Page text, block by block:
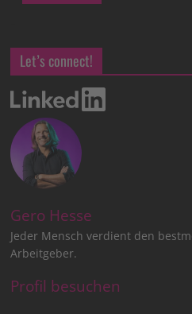
Let’s connect!
Gero Hesse
Jeder Mensch verdient den
Arbeitgeber.
Profil besuchen